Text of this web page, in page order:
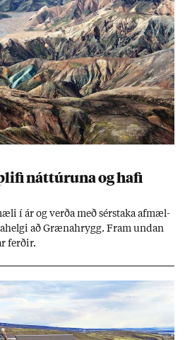
nátt­úr­una og hafi
í ár og verða með sér­staka af­mæl­
að Græna­hrygg. Fram und­an
ferð­ir.